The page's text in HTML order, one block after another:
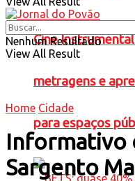
Cine
metragens e
para espaços
Nenhum Resultado
View All Result
Home Cidade
Informativo
Sargento